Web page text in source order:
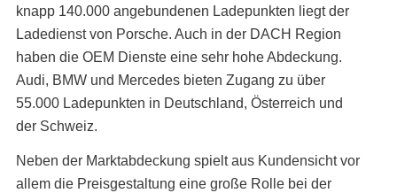
knapp 140.000 angebundenen Ladepunkten liegt der
Ladedienst von Porsche. Auch in der DACH Region
haben die OEM Dienste eine sehr hohe Abdeckung.
Audi, BMW und Mercedes bieten Zugang zu über
55.000 Ladepunkten in Deutschland, Österreich und
der Schweiz.
Neben der Marktabdeckung spielt aus Kundensicht vor
allem die Preisgestaltung eine große Rolle bei der